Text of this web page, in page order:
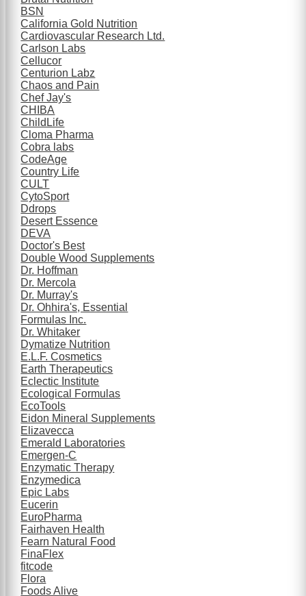
BSN
California Gold Nutrition
Cardiovascular Research Ltd.
Carlson Labs
Cellucor
Centurion Labz
Chaos and Pain
Chef Jay's
CHIBA
ChildLife
Cloma Pharma
Cobra labs
CodeAge
Country Life
CULT
CytoSport
Ddrops
Desert Essence
DEVA
Doctor's Best
Double Wood Supplements
Dr. Hoffman
Dr. Mercola
Dr. Murray's
Dr. Ohhira's, Essential
Formulas Inc.
Dr. Whitaker
Dymatize Nutrition
E.L.F. Cosmetics
Earth Therapeutics
Eclectic Institute
Ecological Formulas
EcoTools
Eidon Mineral Supplements
Elizavecca
Emerald Laboratories
Emergen-C
Enzymatic Therapy
Enzymedica
Epic Labs
Eucerin
EuroPharma
Fairhaven Health
Fearn Natural Food
FinaFlex
fitcode
Flora
Foods Alive